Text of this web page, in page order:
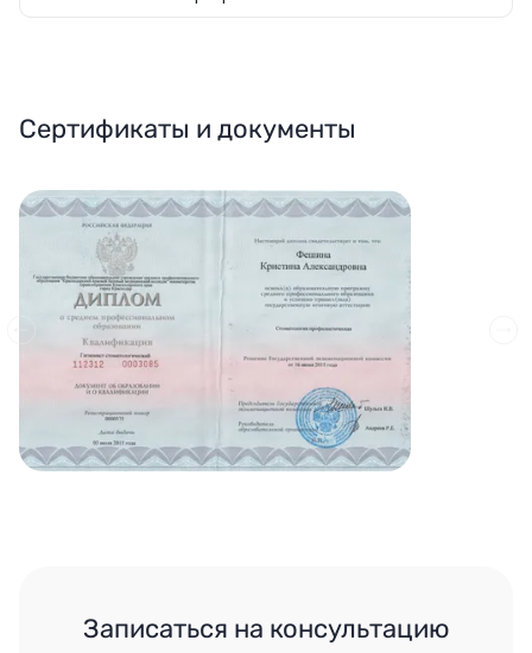
Сертификаты и документы
Записаться на консультацию